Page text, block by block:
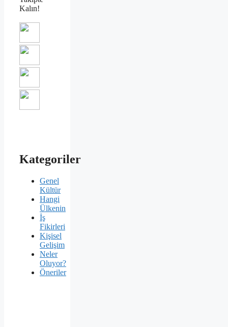
Kalın!
Kategoriler
Genel
Kültür
Hangi
Ülkenin
İş
Fikirleri
Kişisel
Gelişim
Neler
Oluyor?
Öneriler